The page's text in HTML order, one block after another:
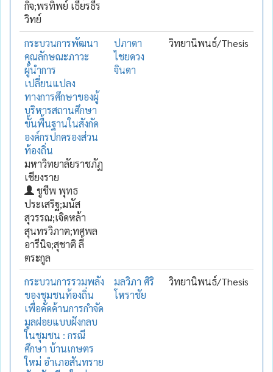
กิจ;พรทิพย์ เธียรธีร
วิทย์
กระบวนการพัฒนา
คุณลักษณะภาวะ
ผู้นำการ
เปลี่ยนแปลง
ทางการศึกษาของผู้
บริหารสถานศึกษา
ขั้นพื้นฐานในสังกัด
องค์กรปกครองส่วน
ท้องถิ่น
มหาวิทยาลัยราชภัฏ
เชียงราย
ชูชีพ พุทธ
ประเสริฐ;มนัส
สุวรรณ;เจิดหล้า
สุนทรวิภาต;ทศพล
อารีนิจ;สุชาติ ลี้
ตระกูล
ปภาดา
ไชยดวง
จินดา
วิทยานิพนธ์/Thesis
กระบวนการรวมพลัง
ของชุมชนท้องถิ่น
เพื่อคัดค้านการกำจัด
มูลฝอยแบบฝังกลบ
ในชุมชน : กรณี
ศึกษา บ้านเกษตร
ใหม่ อำเภอสันทราย
มลวิภา ศิริ
โหราชัย
วิทยานิพนธ์/Thesis